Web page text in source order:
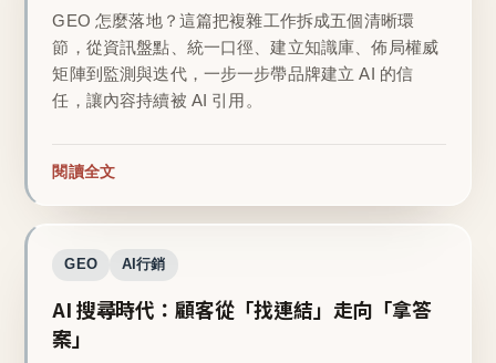
GEO 怎麼落地？這篇把複雜工作拆成五個清晰環
節，從資訊盤點、統一口徑、建立知識庫、佈局權威
矩陣到監測與迭代，一步一步帶品牌建立 AI 的信
任，讓內容持續被 AI 引用。
閱讀全文
GEO AI行銷
AI 搜尋時代：顧客從「找連結」走向「拿答
案」